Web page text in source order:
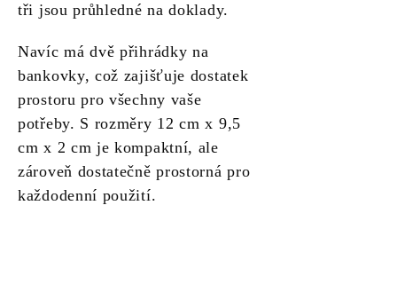
tři jsou průhledné na doklady.
Navíc má dvě přihrádky na
bankovky, což zajišťuje dostatek
prostoru pro všechny vaše
potřeby. S rozměry 12 cm x 9,5
cm x 2 cm je kompaktní, ale
zároveň dostatečně prostorná pro
každodenní použití.